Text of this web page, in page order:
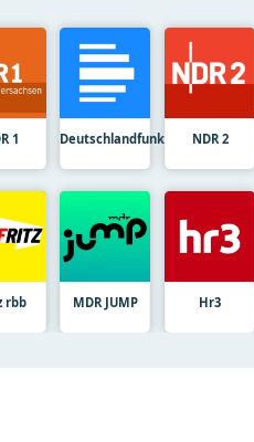
1 Deutschlandfunk NDR 2
rbb MDR JUMP Hr3